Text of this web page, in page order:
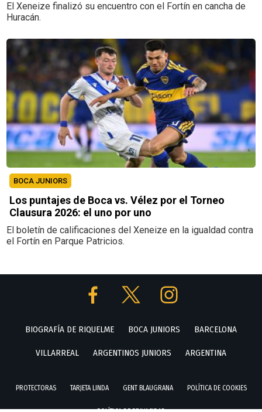
El Xeneize finalizó su encuentro con el Fortín en cancha de
Huracán.
BOCA JUNIORS
Los puntajes de Boca vs. Vélez por el Torneo
Clausura 2026: el uno por uno
El boletín de calificaciones del Xeneize en la igualdad contra
el Fortín en Parque Patricios.
BIOGRAFÍA DE RIQUELME BOCA JUNIORS BARCELONA
VILLARREAL ARGENTINOS JUNIORS ARGENTINA
PROTECTORAS TARJETA LINDA GENT BLAUGRANA POLÍTICA DE COOKIES